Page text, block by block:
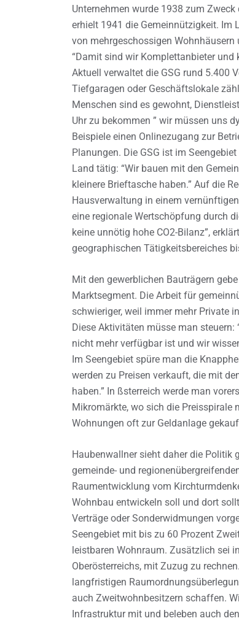
Unternehmen wurde 1938 zum
erhielt 1941 die Gemeinnützigkeit. Im
von mehrgeschossigen
“Damit sind wir Komplettanbieter und
Aktuell verwaltet die GSG rund 5.400
Tiefgaragen oder Geschäftslokale
Menschen sind es gewohnt,
Uhr zu bekommen ” wir müssen uns
Beispiele einen Onlinezugang zur
Planungen. Die GSG ist im
Land tätig: “Wir bauen mit den
kleinere Brieftasche haben.” Auf die
Hausverwaltung in einem
eine regionale Wertschöpfung durch
keine unnötig hohe CO2-Bilanz”,
geographischen Tätigkeitsbereiches
Mit den gewerblichen Bauträgern
Marktsegment. Die Arbeit für
schwieriger, weil immer mehr Private
Diese Aktivitäten müsse man
nicht mehr verfügbar ist und wir
Im Seengebiet spüre man die
werden zu Preisen verkauft, die mit
haben.” In ßsterreich werde man
Mikromärkte, wo sich die Preisspirale
Wohnungen oft zur Geldanlage
Haubenwallner sieht daher die Politik
gemeinde- und
Raumentwicklung vom
Wohnbau entwickeln soll und dort
Verträge oder Sonderwidmungen
Seengebiet mit bis zu 60 Prozent
leistbaren Wohnraum. Zusätzlich sei
Oberösterreichs, mit Zuzug zu
langfristigen
auch Zweitwohnbesitzern schaffen.
Infrastruktur mit und beleben auch